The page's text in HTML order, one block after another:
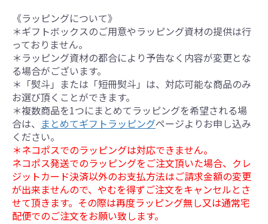
《ラッピングについて》
＊ギフトボックスのご用意やラッピング資材の提供は行
っておりません。
＊ラッピング資材の都合により予告なく内容が変更とな
る場合がございます。
＊「熨斗」または「短冊熨斗」は、対応可能な商品のみ
お選び頂くことができます。
＊複数商品を1つにまとめてラッピングを希望される場
合は、 まとめてギフトラッピングページよりお申し込み
ください。
＊ネコポスでのラッピングは対応できません。
ネコポス発送でのラッピングをご注文頂いた場合、クレ
ジットカード決済以外のお支払方法はご請求金額の変更
が出来ませんので、やむを得ずご注文をキャンセルとさ
せて頂きます。その際は再度ラッピング無し又は通常宅
配便でのご注文をお願い致します。